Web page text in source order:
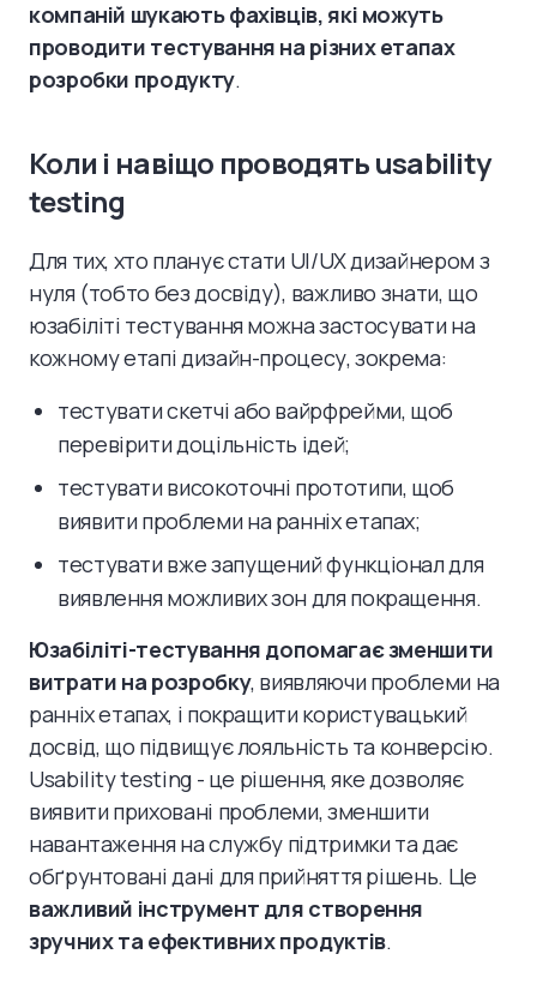
компаній шукають фахівців, які можуть
проводити тестування на різних етапах
розробки продукту.
Коли і навіщо проводять usability
testing
Для тих, хто планує стати UI/UX дизайнером з
нуля (тобто без досвіду), важливо знати, що
юзабіліті тестування можна застосувати на
кожному етапі дизайн-процесу, зокрема:
тестувати скетчі або вайрфрейми, щоб
перевірити доцільність ідей;
тестувати високоточні прототипи, щоб
виявити проблеми на ранніх етапах;
тестувати вже запущений функціонал для
виявлення можливих зон для покращення.
Юзабіліті-тестування допомагає зменшити
витрати на розробку, виявляючи проблеми на
ранніх етапах, і покращити користувацький
досвід, що підвищує лояльність та конверсію.
Usability testing - це рішення, яке дозволяє
виявити приховані проблеми, зменшити
навантаження на службу підтримки та дає
обґрунтовані дані для прийняття рішень. Це
важливий інструмент для створення
зручних та ефективних продуктів.